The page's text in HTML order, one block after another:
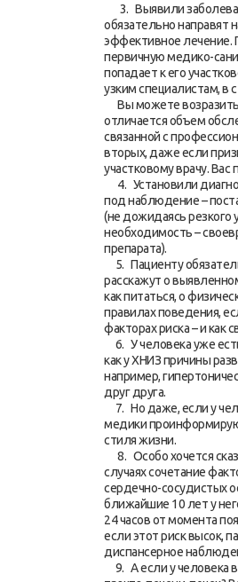
3. Выявили
обязательно направят
эффективное лечение.
первичную медико-
попадает к его
узким специалистам, в
Вы можете возразить
отличается объем
связанной с
вторых, даже если
участковому врачу.
4. Установили
под наблюдение –
(не дожидаясь резкого
необходимость –
препарата).
5. Пациенту
расскажут о
как питаться, о
правилах поведения,
факторах риска – и как
6. У человека уже
как у ХНИЗ причины
например,
друг друга.
7. Но даже, если у
медики
стиля жизни.
8. Особо хочется
случаях сочетание
сердечно-сосудистых
ближайшие 10 лет у
24 часов от момента
если этот риск высок,
диспансерное
9. А если у человека